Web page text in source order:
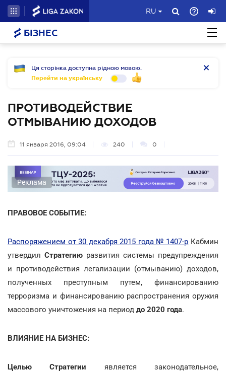
RU
БІЗНЕС
Ця сторінка доступна рідною мовою.
Перейти на українську
ПРОТИВОДЕЙСТВИЕ
ОТМЫВАНИЮ ДОХОДОВ
11 января 2016, 09:04 240 0
Реклама
ПРАВОВОЕ СОБЫТИЕ:
Распоряжением от 30 декабря 2015 года № 1407-р Кабмин
утвердил Стратегию развития системы предупреждения
и противодействия легализации (отмыванию) доходов,
полученных преступным путем, финансированию
терроризма и финансированию распространения оружия
массового уничтожения на период до 2020 года.
ВЛИЯНИЕ НА БИЗНЕС:
Целью Стратегии является законодательное,